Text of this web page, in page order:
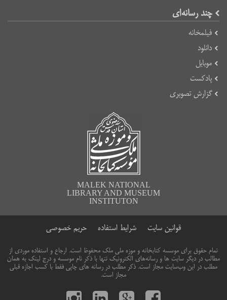
چند رسانه‌ای
فیلمخانه
دانلود
موبایل
پادکست
گزارش تصویری
MALEK NATIONAL
LIBRARY AND MUSEUM
INSTITUTON
قوانین سایت شرایط استفاده حریم خصوصی
تمام حقوق برای موسسه کتابخانه و موزه ملی ملک محفوظ است. ارجاع و استفاده موردی از
مطالب در دیگر سایت ها و رسانه‌های الکترونیک تنها با ذکر نام موسسه و درج لینک به همان
مطلب در این وب‌سایت مجاز است. ذکر مطلب در رسانه های چاپی فقط با کسب اجازه قبلی
مجاز است.